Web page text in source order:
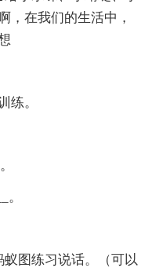
，在我们的生活中，
。
图练习说话。（可以